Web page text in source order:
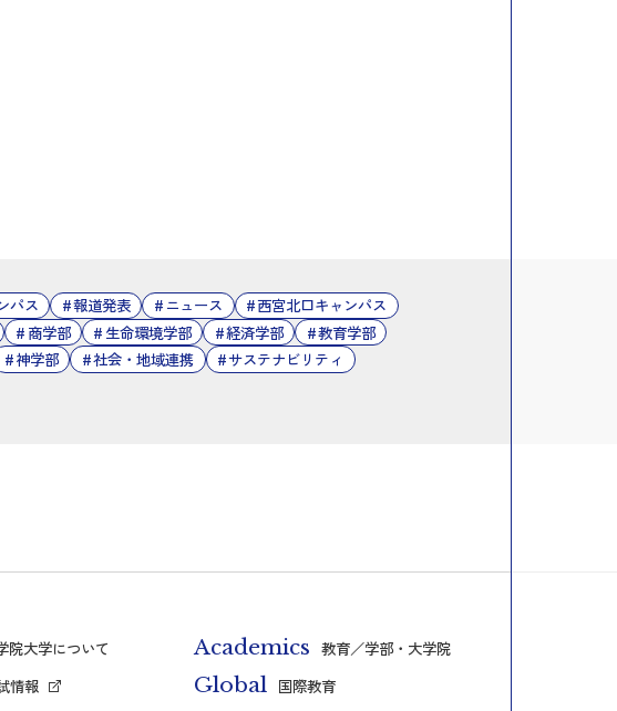
パス 報道発表 ニュース
西宮北口キャンパス
商学部 生命環境学部 経済学部
教育学部
神学部 社会・地域連携
サステナビリティ
院大学について Academics 教育／学部・大学院
情報 Global 国際教育